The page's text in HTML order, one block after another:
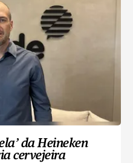
da Heineken
cervejeira